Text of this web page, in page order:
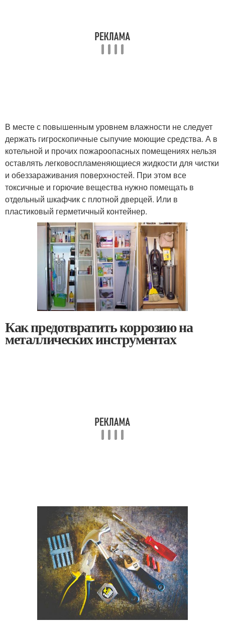
В месте с повышенным уровнем влажности не следует
держать гигроскопичные сыпучие моющие средства. А в
котельной и прочих пожароопасных помещениях нельзя
оставлять легковоспламеняющиеся жидкости для чистки
и обеззараживания поверхностей. При этом все
токсичные и горючие вещества нужно помещать в
отдельный шкафчик с плотной дверцей. Или в
пластиковый герметичный контейнер.
Как предотвратить коррозию на
металлических инструментах